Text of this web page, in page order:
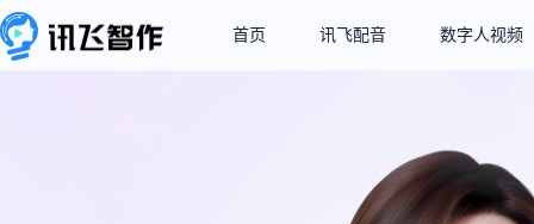
首页 讯飞配音 数字人视频